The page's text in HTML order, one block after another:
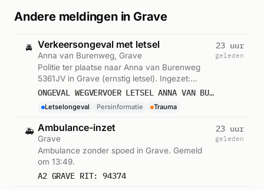
Andere meldingen in Grave
🚔 Verkeersongeval met letsel
Anna van Burenweg, Grave
Politie ter plaatse naar Anna van Burenweg
5361JV in Grave (ernstig letsel). Ingezet:
Persinformatie. Gemeld om 13:50.
ONGEVAL WEGVERVOER LETSEL ANNA VAN BURENWEG 5361JV GRAVE
Letselongeval Persinformatie Trauma
23 uur
geleden
🚑 Ambulance-inzet
Grave
Ambulance zonder spoed in Grave. Gemeld
om 13:49.
A2 GRAVE RIT: 94374
23 uur
geleden